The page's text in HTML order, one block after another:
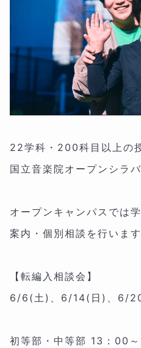
22学科・200科目以上の
国立音楽院オープンシラバ
オープンキャンパスでは
案内・個別相談を行います
【転編入相談会】
6/6(土)、6/14(日)、6/
初等部・中等部 13：00